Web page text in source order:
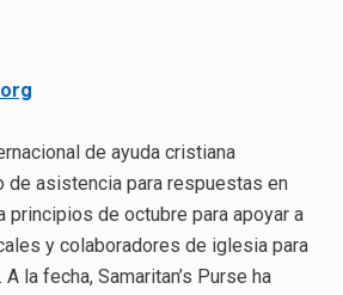
de ayuda cristiana
de asistencia para respuestas en
principios de octubre para apoyar a
y colaboradores de iglesia para
la fecha, Samaritan’s Purse ha